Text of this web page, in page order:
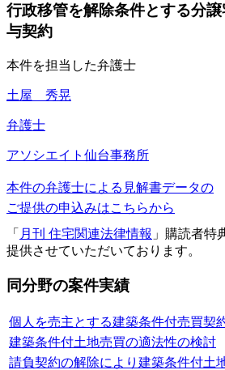
行政移管を解除条件とする分
与契約
本件を担当した弁護士
土屋 秀晃
弁護士
アソシエイト 仙台事務所
本件の弁護士による見解書データの
ご提供の申込みはこちらから
「 月刊 住宅関連法律情報 」購読者特
提供させていただいております。
同分野の案件実績
個人を売主とする建築条件付売買契
建築条件付土地売買の適法性の検討
請負契約の解除により建築条件付土